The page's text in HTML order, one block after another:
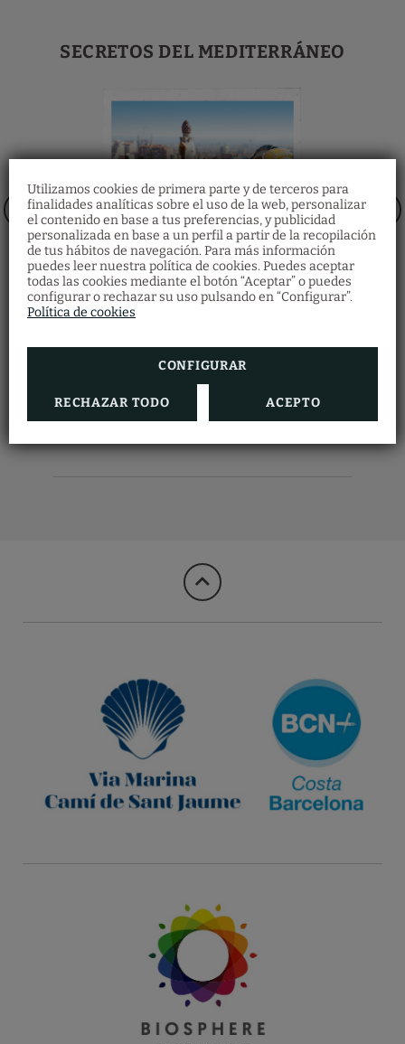
Utilizamos cookies de primera parte y de terceros para
finalidades analíticas sobre el uso de la web, personalizar
el contenido en base a tus preferencias, y publicidad
personalizada en base a un perfil a partir de la recopilación
de tus hábitos de navegación. Para más información
puedes leer nuestra política de cookies. Puedes aceptar
todas las cookies mediante el botón “Aceptar” o puedes
configurar o rechazar su uso pulsando en “Configurar”.
Política de cookies
CONFIGURAR
RECHAZAR TODO ACEPTO
SECRETOS DEL MEDITERRÁNEO
Secretos de Barcelona
VER MÁS
Restaurante
Haz tu reserva en el restaurante
cumplimentando el formulario.
Bonos regalo
Descubre nuestros bonos regalo y ofrece a
tus seres queridos multitud de experiencias
VER MÁS